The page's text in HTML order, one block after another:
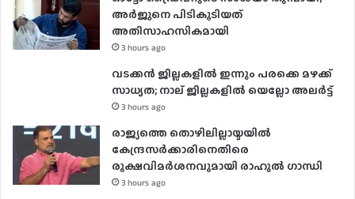
അര്‍ജുനെ പിടികൂടിയത്
അതിസാഹസികമായി
3 hours ago
വടക്കൻ ജില്ലകളിൽ ഇന്നും പരക്കെ മഴക്ക്
സാധ്യത; നാല് ജില്ലകളിൽ യെല്ലോ അലർട്ട്
3 hours ago
രാജ്യത്തെ തൊഴിലില്ലായ്മയിൽ
കേന്ദ്രസർക്കാരിനെതിരെ
രൂക്ഷവിമർശനവുമായി രാഹുൽ ഗാന്ധി
3 hours ago